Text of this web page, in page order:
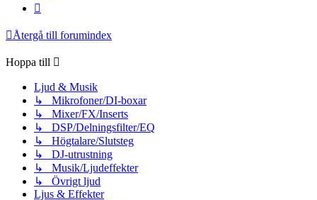
Återgå till forumindex
Hoppa till
Ljud & Musik
↳ Mikrofoner/DI-boxar
↳ Mixer/FX/Inserts
↳ DSP/Delningsfilter/EQ
↳ Högtalare/Slutsteg
↳ DJ-utrustning
↳ Musik/Ljudeffekter
↳ Övrigt ljud
Ljus & Effekter